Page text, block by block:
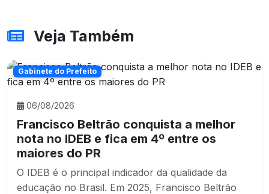
Veja Também
Gabinete do Prefeito
06/08/2026
Francisco Beltrão conquista a melhor
nota no IDEB e fica em 4º entre os
maiores do PR
O IDEB é o principal indicador da qualidade da
educação no Brasil. Em 2025, Francisco Beltrão